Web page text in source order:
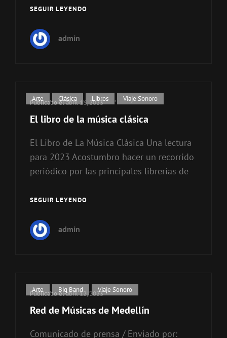
SEGUIR LEYENDO
admin
Enlaces
categorías
Arte , Clásica , Libros , Viaje Sonoro
Publicado elabril 16, 2023
El libro de la música clásica
El Libro de La Música Clásica Una lectura
para 2023 Acostumbro hacer un recorrido
periódico por las principales librerías de
SEGUIR LEYENDO
admin
Enlaces
categorías
Arte , Big Band , Viaje Sonoro
Publicado elabril 12, 2023
Red de Músicas de Medellín
Comunicado de prensa / Enviado por: